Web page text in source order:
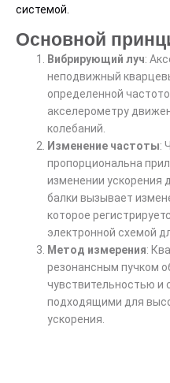
системой.
Основной
Вибрирующий луч:
неподвижный
определенной
акселерометру
колебаний.
Изменение частоты:
пропорциональна
изменении
балки вызывает
которое
электронной схемой
Метод измерения:
резонансным пучком
чувствительностью и
подходящими для
ускорения.